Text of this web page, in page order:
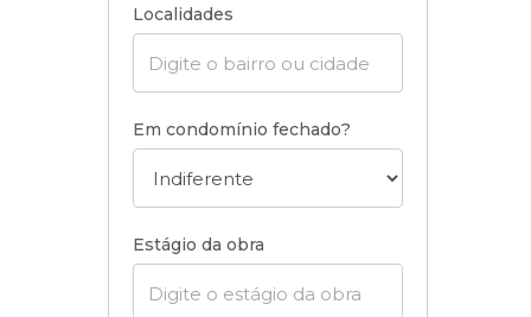
Localidades
Em condomínio fechado?
Estágio da obra